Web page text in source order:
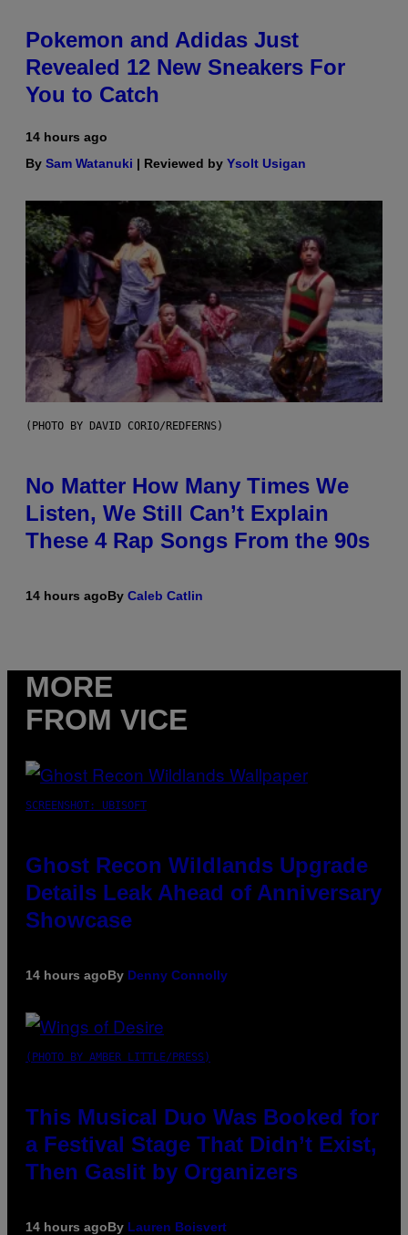
Pokemon and Adidas Just
Revealed 12 New Sneakers For
You to Catch
14 hours ago
By Sam Watanuki | Reviewed by Ysolt Usigan
(PHOTO BY DAVID CORIO/REDFERNS)
No Matter How Many Times We
Listen, We Still Can’t Explain
These 4 Rap Songs From the 90s
14 hours agoBy Caleb Catlin
MORE
FROM VICE
SCREENSHOT: UBISOFT
Ghost Recon Wildlands Upgrade
Details Leak Ahead of Anniversary
Showcase
14 hours agoBy Denny Connolly
(PHOTO BY AMBER LITTLE/PRESS)
This Musical Duo Was Booked for
a Festival Stage That Didn’t Exist,
Then Gaslit by Organizers
14 hours agoBy Lauren Boisvert